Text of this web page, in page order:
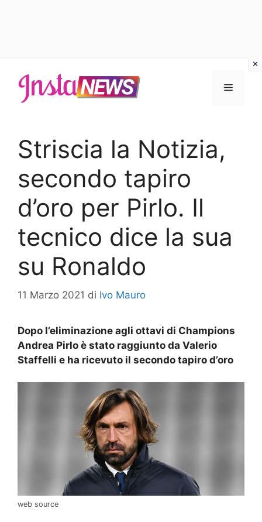
contenuto
Menu
Striscia la Notizia,
secondo tapiro
d’oro per Pirlo. Il
tecnico dice la sua
su Ronaldo
11 Marzo 2021 di Ivo Mauro
Dopo l’eliminazione agli ottavi di Champions
Andrea Pirlo è stato raggiunto da Valerio
Staffelli e ha ricevuto il secondo tapiro d’oro
web source